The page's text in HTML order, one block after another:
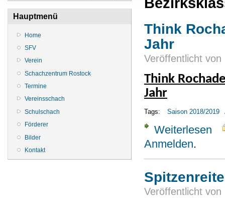
Hauptmenü
Home
SFV
Verein
Schachzentrum Rostock
Termine
Vereinsschach
Schulschach
Förderer
Bilder
Kontakt
Think
Jahr
Veröffentlicht von
Think
Jahr
Tags: Saison 2018/2019
Weiterlesen
Anmelden.
Veröffentlicht von